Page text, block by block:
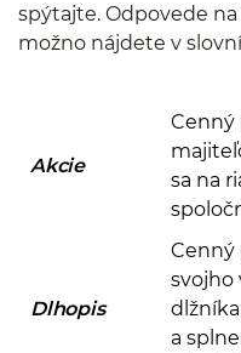
spýtajte. Odpovede
možno nájdete v
Akcie
Cenný
sa na
Dlhopis
Cenný
svojho
a